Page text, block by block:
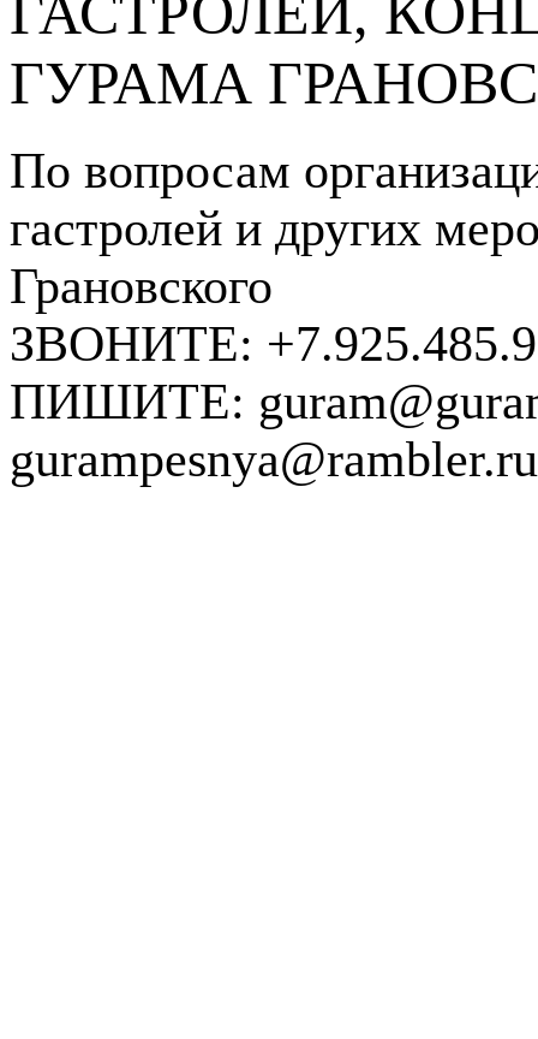
ГУРАМА
По вопросам
гастролей и других
Грановского
ЗВОНИТЕ:
ПИШИТЕ:
gurampesnya@rambler.ru